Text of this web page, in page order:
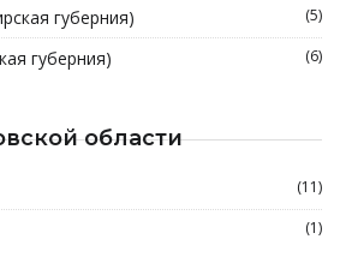
губерния) (5)
губерния) (6)
области
(11)
(1)